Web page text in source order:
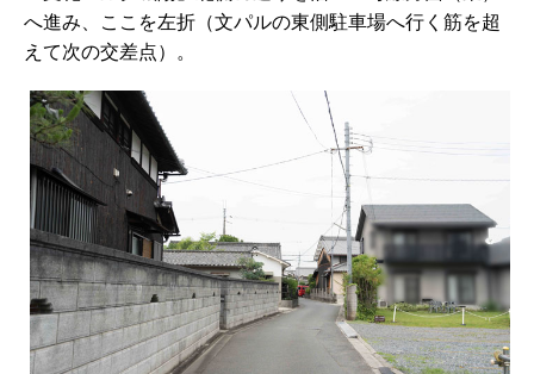
へ進み、ここを左折（文パルの東側駐車場へ行く筋を超
えて次の交差点）。